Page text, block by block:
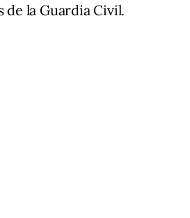
la Guardia Civil.